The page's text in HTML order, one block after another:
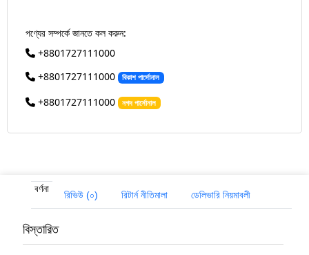
পণ্যের সম্পর্কে জানতে কল করুন:
+8801727111000
+8801727111000
বিকাশ পার্সোনাল
+8801727111000 নগদ পার্সোনাল
বর্ণনা
রিভিউ (০) রিটার্ন নীতিমালা ডেলিভারি নিয়মাবলী
বিস্তারিত